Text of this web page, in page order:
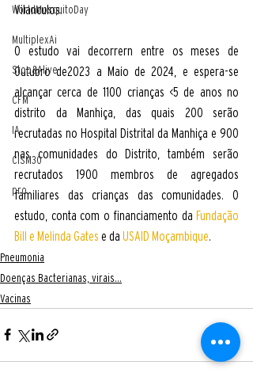
WorldMosquitoDay
MultiplexAi
Stop&Alive
CFM
IA
CISM30
pro
Vilanculos.
O estudo vai decorrern entre os meses de
Outubro de2023 a Maio de 2024, e espera-se
alcançar cerca de 1100 crianças <5 de anos no
distrito da Manhiça, das quais 200 serão
recrutadas no Hospital Distrital da Manhiça e 900
nas comunidades do Distrito, também serão
recrutados 1900 membros de agregados
familiares das crianças das comunidades. O
estudo, conta com o financiamento da Fundação
Bill e Melinda Gates e da USAID Moçambique
Pneumonia
Doenças Bacterianas, virais...
Vacinas